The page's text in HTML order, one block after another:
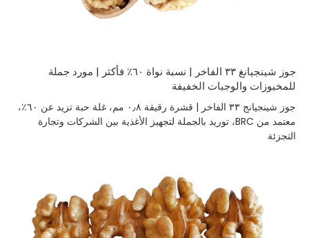
جوز شينجيانغ ٣٣ الفاخر | نسبة نواة ٦٠٪ فأكثر | مورد جملة
للمخبوزات والوجبات الخفيفة
جوز شينجيانج ٣٣ الفاخر | قشرة رقيقة ٠٫٨ مم، غلة حبة تزيد عن ٦٠٪،
معتمد من BRC، توريد بالجملة لتجهيز الأغذية بين الشركات وتجارة
التجزئة